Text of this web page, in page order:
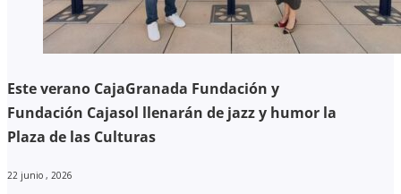
Este verano CajaGranada Fundación y
Fundación Cajasol llenarán de jazz y humor la
Plaza de las Culturas
22 junio , 2026